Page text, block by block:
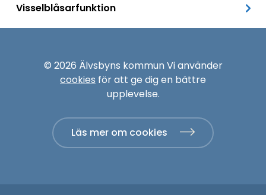
Visselblåsarfunktion
© 2026 Älvsbyns kommun Vi använder
cookies för att ge dig en bättre
upplevelse.
Läs mer om cookies